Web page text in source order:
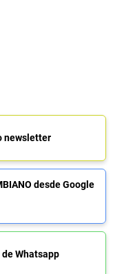
newsletter
desde Google
Whatsapp